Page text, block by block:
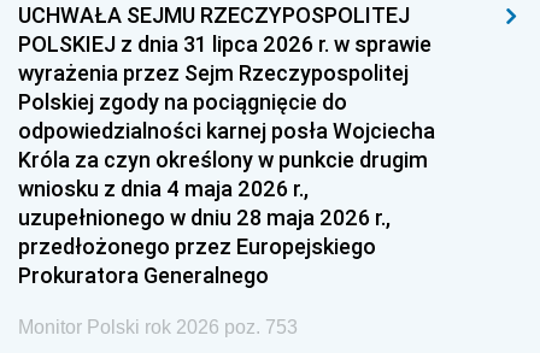
1996 1995 1994
1993 1992 1991
1990 1989
1987 1986 1985
1984 1983
1981 1980 1979
1978 1977
1975 1974
UCHWAŁA SEJMU RZECZYPOSPOLITEJ
POLSKIEJ z dnia 31 lipca 2026 r. w sprawie
wyrażenia przez Sejm Rzeczypospolitej
Polskiej zgody na pociągnięcie do
odpowiedzialności karnej posła Wojciecha
Króla za czyn określony w punkcie drugim
wniosku z dnia 4 maja 2026 r.,
uzupełnionego w dniu 28 maja 2026 r.,
przedłożonego przez Europejskiego
Prokuratora Generalnego
Monitor Polski rok 2026 poz. 753